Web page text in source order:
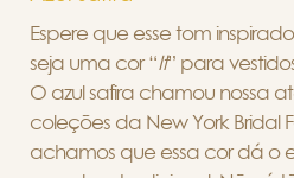
Espere que esse tom
seja uma cor “It” para
O azul safira chamou nossa
coleções da New York Bridal
achamos que essa cor dá o